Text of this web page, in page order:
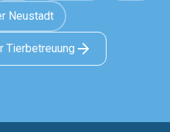
Neustadt
Tierbetreuung